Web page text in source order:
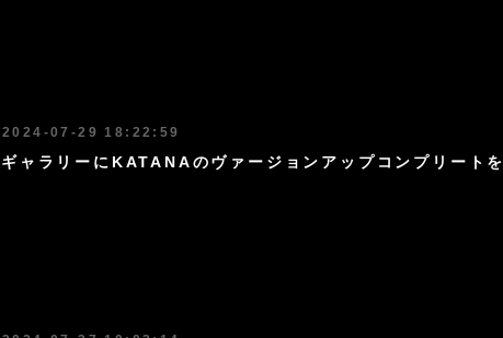
2024-07-29 18:22:59
ギャラリーにKATANAのヴァージョンアップコンプリート